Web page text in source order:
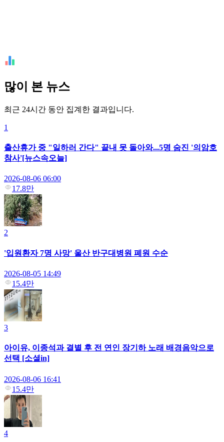
많이 본 뉴스
최근 24시간 동안 집계한 결과입니다.
1
출산휴가 중 "일하러 간다" 끝내 못 돌아와...5명 숨진 '의암호
참사'[뉴스속오늘]
2026-08-06 06:00
17.8만
2
'입원환자 7명 사망' 울산 반구대병원 폐원 수순
2026-08-05 14:49
15.4만
3
아이유, 이종석과 결별 후 전 연인 장기하 노래 배경음악으로
선택 [소셜in]
2026-08-06 16:41
15.4만
4